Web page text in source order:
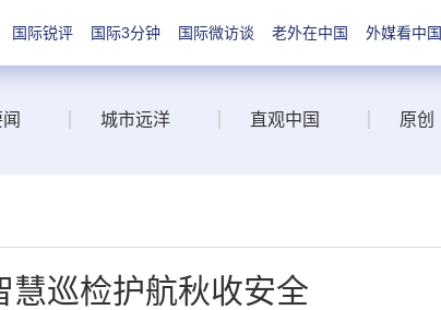
国际锐评 国际3分钟 国际微访谈 老外在中国 外媒看中国
城市远洋 直观中国 原创
慧巡检护航秋收安全